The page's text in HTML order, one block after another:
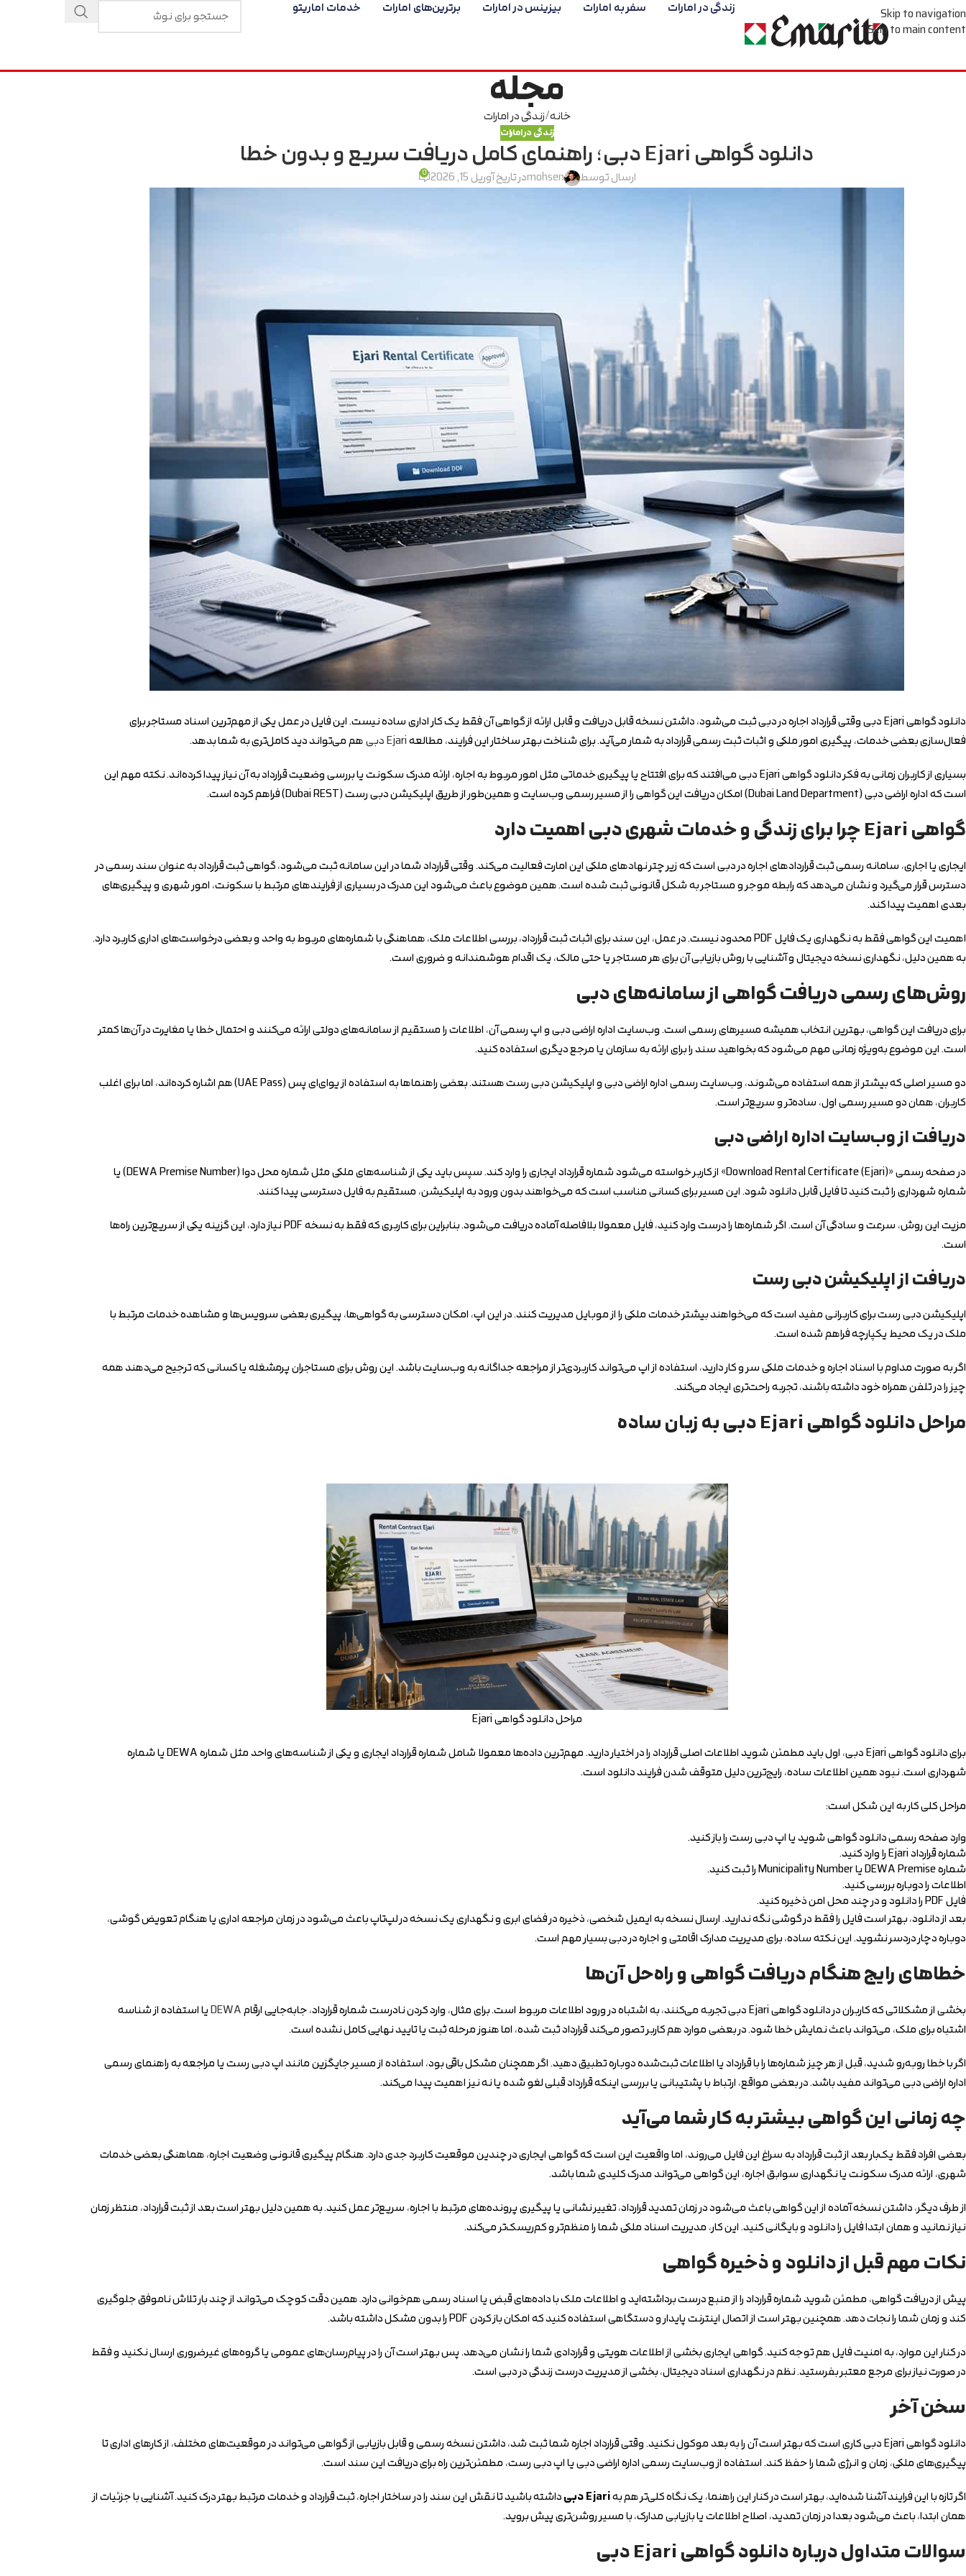
Skip to navigation
Skip to main content
زندگی در امارات سفر به امارات بیزینس در امارات برترین‌های امارات خدمات اماریتو
مجله
خانه زندگی در امارات
زندگی در امارات
دانلود گواهی Ejari دبی؛ راهنمای کامل دریافت سریع و بدون خطا
ارسال توسط mohsenدر تاریخ آوریل 15, 2026 0
دانلود گواهی Ejari دبی وقتی قرارداد اجاره در دبی ثبت می‌شود، داشتن نسخه قابل دریافت و قابل ارائه از گواهی آن فقط یک کار اداری ساده نیست. این فایل در عمل یکی از مهم‌ترین اسناد مستاجر برای
فعال‌سازی بعضی خدمات، پیگیری امور ملکی و اثبات ثبت رسمی قرارداد به شمار می‌آید. برای شناخت بهتر ساختار این فرایند، مطالعهEjari دبی
هم می‌تواند دید کامل‌تری به شما بدهد.
بسیاری از کاربران زمانی به فکر دانلود گواهی Ejari دبی می‌افتند که برای افتتاح یا پیگیری خدماتی مثل امور مربوط به اجاره، ارائه مدرک سکونت یا بررسی وضعیت قرارداد به آن نیاز پیدا کرده‌اند. نکته مهم این
است که اداره اراضی دبی (Dubai Land Department) امکان دریافت این گواهی را از مسیر رسمی وب‌سایت و همین‌طور از طریق اپلیکیشن دبی رست (Dubai REST) فراهم کرده است.
گواهی Ejari چرا برای زندگی و خدمات شهری دبی اهمیت دارد
ایجاری یا اجاری، سامانه رسمی ثبت قراردادهای اجاره در دبی است که زیر چتر نهادهای ملکی این امارت فعالیت می‌کند. وقتی قرارداد شما در این سامانه ثبت می‌شود، گواهی ثبت قرارداد به عنوان سند رسمی در
دسترس قرار می‌گیرد و نشان می‌دهد که رابطه موجر و مستاجر به شکل قانونی ثبت شده است. همین موضوع باعث می‌شود این مدرک در بسیاری از فرایندهای مرتبط با سکونت، امور شهری و پیگیری‌های
بعدی اهمیت پیدا کند.
اهمیت این گواهی فقط به نگهداری یک فایل PDF محدود نیست. در عمل، این سند برای اثبات ثبت قرارداد، بررسی اطلاعات ملک، هماهنگی با شماره‌های مربوط به واحد و بعضی درخواست‌های اداری کاربرد دارد.
به همین دلیل، نگهداری نسخه دیجیتال و آشنایی با روش بازیابی آن برای هر مستاجر یا حتی مالک، یک اقدام هوشمندانه و ضروری است.
روش‌های رسمی دریافت گواهی از سامانه‌های دبی
برای دریافت این گواهی، بهترین انتخاب همیشه مسیرهای رسمی است. وب‌سایت اداره اراضی دبی و اپ رسمی آن، اطلاعات را مستقیم از سامانه‌های دولتی ارائه می‌کنند و احتمال خطا یا مغایرت در آن‌ها کمتر
است. این موضوع به‌ویژه زمانی مهم می‌شود که بخواهید سند را برای ارائه به سازمان یا مرجع دیگری استفاده کنید.
دو مسیر اصلی که بیشتر از همه استفاده می‌شوند، وب‌سایت رسمی اداره اراضی دبی و اپلیکیشن دبی رست هستند. بعضی راهنماها به استفاده از یوای‌ای پس (UAE Pass) هم اشاره کرده‌اند، اما برای اغلب
کاربران، همان دو مسیر رسمی اول، ساده‌تر و سریع‌تر است.
دریافت از وب‌سایت اداره اراضی دبی
در صفحه رسمی «Download Rental Certificate (Ejari)» از کاربر خواسته می‌شود شماره قرارداد ایجاری را وارد کند. سپس باید یکی از شناسه‌های ملکی مثل شماره محل دوا (DEWA Premise Number) یا
شماره شهرداری را ثبت کنید تا فایل قابل دانلود شود. این مسیر برای کسانی مناسب است که می‌خواهند بدون ورود به اپلیکیشن، مستقیم به فایل دسترسی پیدا کنند.
مزیت این روش، سرعت و سادگی آن است. اگر شماره‌ها را درست وارد کنید، فایل معمولا بلافاصله آماده دریافت می‌شود. بنابراین برای کاربری که فقط به نسخه PDF نیاز دارد، این گزینه یکی از سریع‌ترین راه‌ها
است.
دریافت از اپلیکیشن دبی رست
اپلیکیشن دبی رست برای کاربرانی مفید است که می‌خواهند بیشتر خدمات ملکی را از موبایل مدیریت کنند. در این اپ، امکان دسترسی به گواهی‌ها، پیگیری بعضی سرویس‌ها و مشاهده خدمات مرتبط با
ملک در یک محیط یکپارچه فراهم شده است.
اگر به صورت مداوم با اسناد اجاره و خدمات ملکی سر و کار دارید، استفاده از اپ می‌تواند کاربردی‌تر از مراجعه جداگانه به وب‌سایت باشد. این روش برای مستاجران پرمشغله یا کسانی که ترجیح می‌دهند همه
چیز را در تلفن همراه خود داشته باشند، تجربه راحت‌تری ایجاد می‌کند.
مراحل دانلود گواهی Ejari دبی به زبان ساده
مراحل دانلود گواهی Ejari
برای دانلود گواهی Ejari دبی، اول باید مطمئن شوید اطلاعات اصلی قرارداد را در اختیار دارید. مهم‌ترین داده‌ها معمولا شامل شماره قرارداد ایجاری و یکی از شناسه‌های واحد مثل شماره DEWA یا شماره
شهرداری است. نبود همین اطلاعات ساده، رایج‌ترین دلیل متوقف شدن فرایند دانلود است.
مراحل کلی کار به این شکل است:
وارد صفحه رسمی دانلود گواهی شوید یا اپ دبی رست را باز کنید.
شماره قرارداد Ejari را وارد کنید.
شماره DEWA Premise یا Municipality Number را ثبت کنید.
اطلاعات را دوباره بررسی کنید.
فایل PDF را دانلود و در چند محل امن ذخیره کنید.
بعد از دانلود، بهتر است فایل را فقط در گوشی نگه ندارید. ارسال نسخه به ایمیل شخصی، ذخیره در فضای ابری و نگهداری یک نسخه در لپ‌تاپ باعث می‌شود در زمان مراجعه اداری یا هنگام تعویض گوشی،
دوباره دچار دردسر نشوید. این نکته ساده، برای مدیریت مدارک اقامتی و اجاره در دبی بسیار مهم است.
خطاهای رایج هنگام دریافت گواهی و راه‌حل آن‌ها
بخشی از مشکلاتی که کاربران در دانلود گواهی Ejari دبی تجربه می‌کنند، به اشتباه در ورود اطلاعات مربوط است. برای مثال، وارد کردن نادرست شماره قرارداد، جابه‌جایی ارقام
یا استفاده از شناسه
اشتباه برای ملک، می‌تواند باعث نمایش خطا شود. در بعضی موارد هم کاربر تصور می‌کند قرارداد ثبت شده، اما هنوز مرحله ثبت یا تایید نهایی کامل نشده است.
اگر با خطا روبه‌رو شدید، قبل از هر چیز شماره‌ها را با قرارداد یا اطلاعات ثبت‌شده دوباره تطبیق دهید. اگر همچنان مشکل باقی بود، استفاده از مسیر جایگزین مانند اپ دبی رست یا مراجعه به راهنمای رسمی
اداره اراضی دبی می‌تواند مفید باشد. در بعضی مواقع، ارتباط با پشتیبانی یا بررسی اینکه قرارداد قبلی لغو شده یا نه نیز اهمیت پیدا می‌کند.
چه زمانی این گواهی بیشتر به کار شما می‌آید
بعضی افراد فقط یک‌بار بعد از ثبت قرارداد به سراغ این فایل می‌روند، اما واقعیت این است که گواهی ایجاری در چندین موقعیت کاربرد جدی دارد. هنگام پیگیری قانونی وضعیت اجاره، هماهنگی بعضی خدمات
شهری، ارائه مدرک سکونت یا نگهداری سوابق اجاره، این گواهی می‌تواند مدرک کلیدی شما باشد.
از طرف دیگر، داشتن نسخه آماده از این گواهی باعث می‌شود در زمان تمدید قرارداد، تغییر نشانی یا پیگیری پرونده‌های مرتبط با اجاره، سریع‌تر عمل کنید. به همین دلیل بهتر است بعد از ثبت قرارداد، منتظر زمان
نیاز نمانید و همان ابتدا فایل را دانلود و بایگانی کنید. این کار، مدیریت اسناد ملکی شما را منظم‌تر و کم‌ریسک‌تر می‌کند.
نکات مهم قبل از دانلود و ذخیره گواهی
پیش از دریافت گواهی، مطمئن شوید شماره قرارداد را از منبع درست برداشته‌اید و اطلاعات ملک با داده‌های قبض یا اسناد رسمی هم‌خوانی دارد. همین دقت کوچک می‌تواند از چند بار تلاش ناموفق جلوگیری
کند و زمان شما را نجات دهد. همچنین بهتر است از اتصال اینترنت پایدار و دستگاهی استفاده کنید که امکان باز کردن PDF را بدون مشکل داشته باشد.
در کنار این موارد، به امنیت فایل هم توجه کنید. گواهی ایجاری بخشی از اطلاعات هویتی و قراردادی شما را نشان می‌دهد. پس بهتر است آن را در پیام‌رسان‌های عمومی یا گروه‌های غیرضروری ارسال نکنید و فقط
در صورت نیاز برای مرجع معتبر بفرستید. نظم در نگهداری اسناد دیجیتال، بخشی از مدیریت درست زندگی در دبی است.
سخن آخر
دانلود گواهی Ejari دبی کاری است که بهتر است آن را به بعد موکول نکنید. وقتی قرارداد اجاره شما ثبت شد، داشتن نسخه رسمی و قابل بازیابی از گواهی می‌تواند در موقعیت‌های مختلف، از کارهای اداری تا
پیگیری‌های ملکی، زمان و انرژی شما را حفظ کند. استفاده از وب‌سایت رسمی اداره اراضی دبی یا اپ دبی رست، مطمئن‌ترین راه برای دریافت این سند است.
اگر تازه با این فرایند آشنا شده‌اید، بهتر است در کنار این راهنما، یک نگاه کلی‌تر هم بهEjari دبی
داشته باشید تا نقش این سند را در ساختار اجاره، ثبت قرارداد و خدمات مرتبط بهتر درک کنید. آشنایی با جزئیات از
همان ابتدا، باعث می‌شود بعدا در زمان تمدید، اصلاح اطلاعات یا بازیابی مدارک، با مسیر روشن‌تری پیش بروید.
سوالات متداول درباره دانلود گواهی Ejari دبی